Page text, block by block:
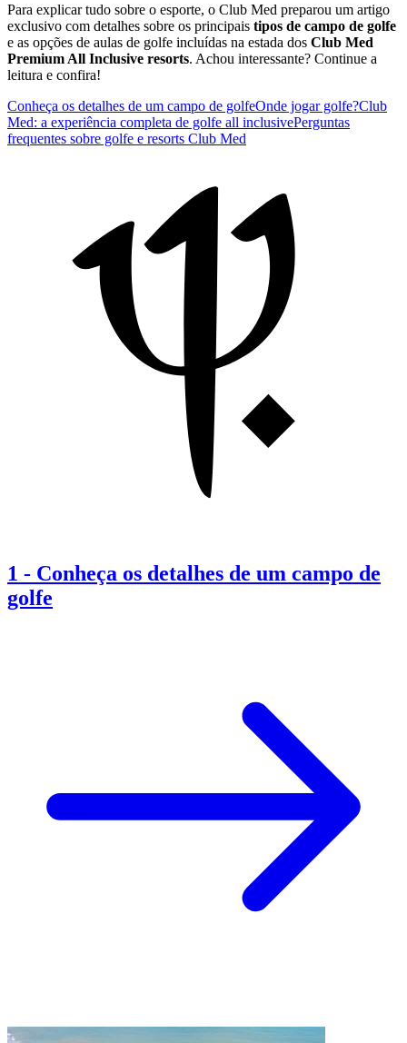
Para explicar tudo sobre o esporte, o Club Med preparou um artigo
exclusivo com detalhes sobre os principais tipos de campo de golfe
e as opções de aulas de golfe incluídas na estada dos Club Med
Premium All Inclusive resorts. Achou interessante? Continue a
leitura e confira!
Conheça os detalhes de um campo de golfeOnde jogar golfe?Club
Med: a experiência completa de golfe all inclusivePerguntas
frequentes sobre golfe e resorts Club Med
1 - Conheça os detalhes de um campo de
golfe